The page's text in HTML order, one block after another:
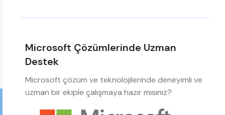
Microsoft Çözümlerinde Uzman
Destek
Microsoft çözüm ve teknolojilerinde deneyimli ve
uzman bir ekiple çalışmaya hazır mısınız?